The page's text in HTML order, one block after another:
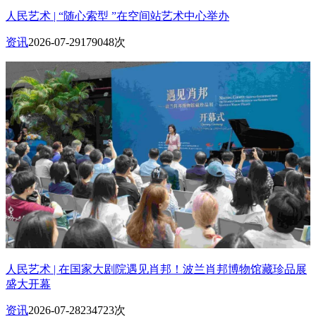
人民艺术 | “随心索型 ”在空间站艺术中心举办
资讯2026-07-29179048次
人民艺术 | 在国家大剧院遇见肖邦！波兰肖邦博物馆藏珍品展
盛大开幕
资讯2026-07-28234723次